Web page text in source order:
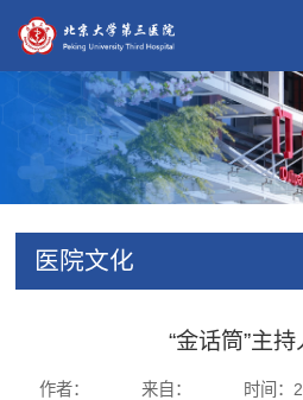
医院文化
“金话筒”主
作者： 来自：
时间：